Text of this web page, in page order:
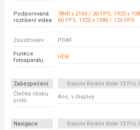
Podporovaná
rozlišení videa
3840 x 2160 / 30 FPS, 1920 x
60 FPS, 1920 x 1080 / 120 FPS
Zaostřování PDAF
Funkce
fotoaparátu
HDR
Zabezpečení Xiaomi Redmi Note 13 Pro
Čtečka otisku
prstů
Ano, v displeji
Navigace Xiaomi Redmi Note 13 Pro